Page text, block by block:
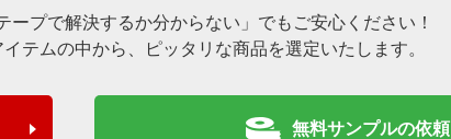
ープで解決するか分からない」でもご安心ください！
テムの中から、
ピッタリな商品を選定いたします。
無料サンプルの依頼